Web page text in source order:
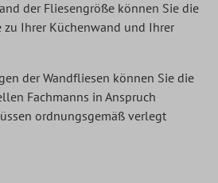
der Fliesengröße können Sie die
zu Ihrer Küchenwand und Ihrer
der Wandfliesen können Sie die
Fachmanns in Anspruch
ordnungsgemäß verlegt